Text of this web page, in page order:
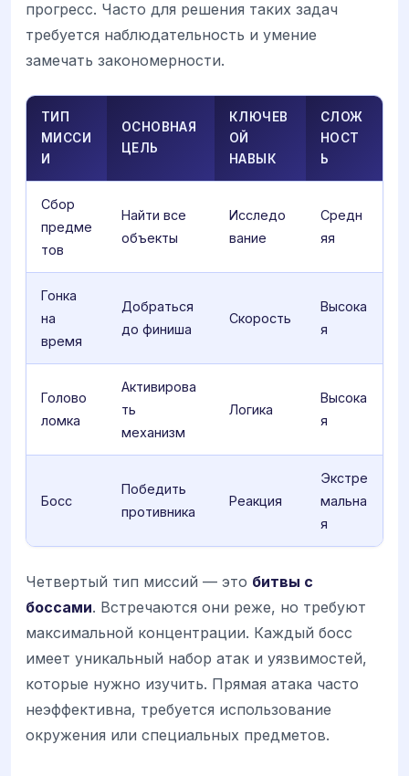
прогресс. Часто для решения таких задач
требуется наблюдательность и умение
замечать закономерности.
ТИП
МИССИ
И
ОСНОВНАЯ
ЦЕЛЬ
КЛЮЧЕВ
ОЙ
НАВЫК
СЛОЖ
НОСТ
Ь
Сбор
предме
тов
Найти все
объекты
Исследо
вание
Средн
яя
Гонка
на
время
Добраться
до финиша
Скорость
Высока
я
Голово
ломка
Активирова
ть
механизм
Логика
Высока
я
Босс
Победить
противника
Реакция
Экстре
мальна
я
Четвертый тип миссий — это битвы с
боссами. Встречаются они реже, но требуют
максимальной концентрации. Каждый босс
имеет уникальный набор атак и уязвимостей,
которые нужно изучить. Прямая атака часто
неэффективна, требуется использование
окружения или специальных предметов.